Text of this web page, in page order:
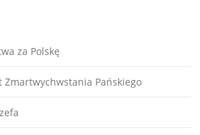
za Polskę
Zmartwychwstania Pańskiego